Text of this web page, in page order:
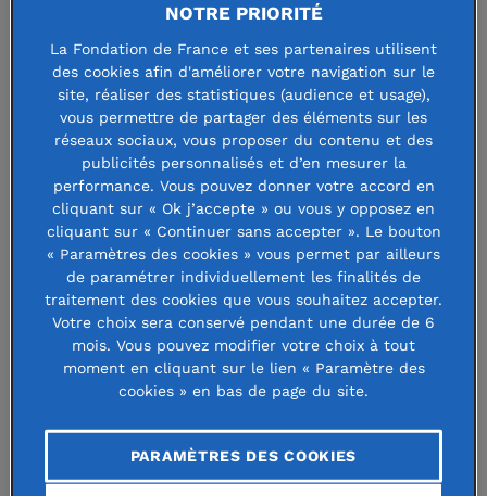
NOTRE PRIORITÉ
La Fondation de France et ses partenaires utilisent
des cookies afin d'améliorer votre navigation sur le
site, réaliser des statistiques (audience et usage),
vous permettre de partager des éléments sur les
réseaux sociaux, vous proposer du contenu et des
publicités personnalisés et d’en mesurer la
performance. Vous pouvez donner votre accord en
cliquant sur « Ok j’accepte » ou vous y opposez en
cliquant sur « Continuer sans accepter ». Le bouton
« Paramètres des cookies » vous permet par ailleurs
de paramétrer individuellement les finalités de
traitement des cookies que vous souhaitez accepter.
Votre choix sera conservé pendant une durée de 6
mois. Vous pouvez modifier votre choix à tout
moment en cliquant sur le lien « Paramètre des
cookies » en bas de page du site.
PARAMÈTRES DES COOKIES